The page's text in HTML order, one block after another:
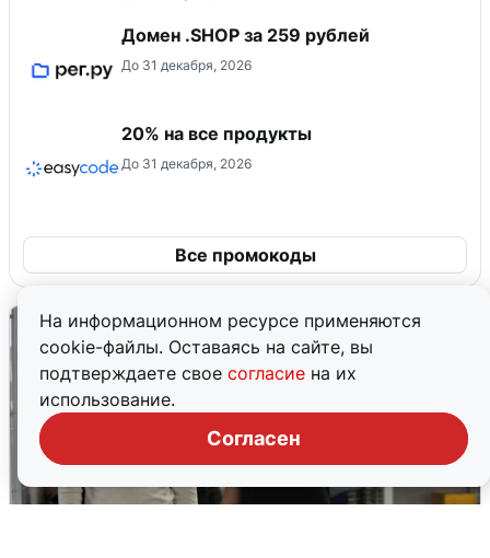
На информационном ресурсе применяются
cookie-файлы. Оставаясь на сайте, вы
подтверждаете свое согласие на их
использование.
Согласен
Домен .SHOP за 259 рублей
До 31 декабря, 2026
20% на все продукты
До 31 декабря, 2026
Все промокоды